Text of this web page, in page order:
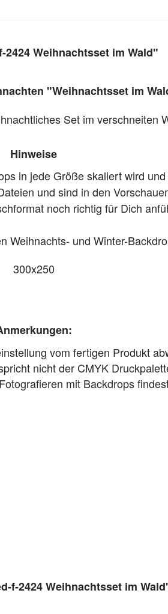
Weihnachtsset im Wald"
"Weihnachtsset im
Set im verschneiten
Hinweise
in jede Größe skaliert wird
und sind in den
noch richtig für Dich
Weihnachts- und Winter-
300x250
vom fertigen Produkt
nicht der CMYK
mit Backdrops
f-2424 Weihnachtsset im